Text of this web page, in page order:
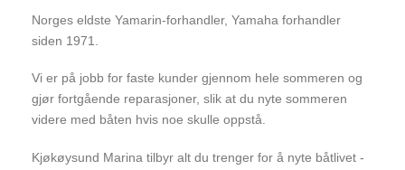
Norges eldste Yamarin-forhandler, Yamaha forhandler
siden 1971.
Vi er på jobb for faste kunder gjennom hele sommeren og
gjør fortgående reparasjoner, slik at du nyte sommeren
videre med båten hvis noe skulle oppstå.
Kjøkøysund Marina tilbyr alt du trenger for å nyte båtlivet -